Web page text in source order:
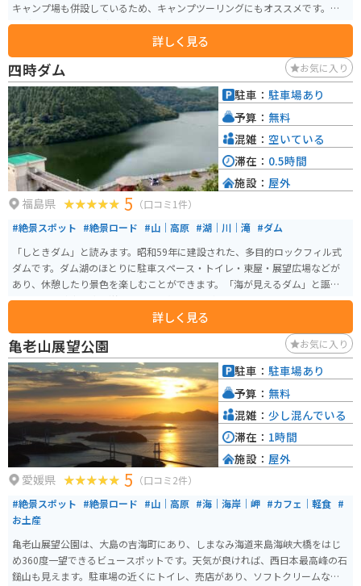
キャンプ場も併設しているため、キャンプツーリングにもオススメです。ラ
イダーも多く、ライダーズインという簡易宿泊施設も近場にあり。見晴らし
詳しく見る
四時ダム お気に入り
福島県 5 （口コミ1件）
#絶景スポット #絶景ロード #山｜高原 #湖｜川｜滝 #ダム
「しときダム」と読みます。昭和59年に建設された、多目的ロックフィル式
ダムです。ダム湖のほとりに駐車スペース・トイレ・東屋・展望広場などが
あり、休憩したり景色を楽しむことができます。「海が見えるダム」と謳わ
れており、遠方に太平洋をちらっと望むことができます。
詳しく見る
駐車： 駐車場あり
予算： 無料
混雑： 空いている
滞在： 0.5時間
施設： 屋外
亀老山展望公園 お気に入り
愛媛県 5 （口コミ2件）
#絶景スポット #絶景ロード #山｜高原 #海｜海岸｜岬 #カフェ｜軽食 #
お土産
亀老山展望公園は、大島の吉海町にあり、しまなみ海道来島海峡大橋をはじ
め360度一望できるビュースポットです。天気が良ければ、西日本最高峰の石
鎚山も見えます。駐車場の近くにトイレ、売店があり、ソフトクリームなど
駐車： 駐車場あり
予算： 無料
混雑： 少し混んでいる
滞在： 1時間
施設： 屋外